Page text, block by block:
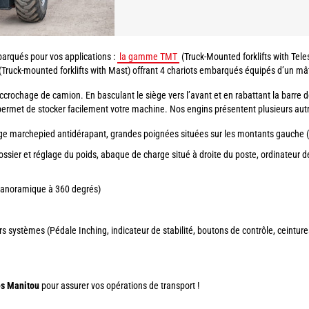
pour vos applications : la gamme TMT (Truck-Mounted forklifts with
mounted forklifts with Mast) offrant 4 chariots embarqués équipés d’un
de camion. En basculant le siège vers l’avant et en rabattant la barre
de stocker facilement votre machine. Nos engins présentent plusieurs
marchepied antidérapant, grandes poignées situées sur les montants gauche
et réglage du poids, abaque de charge situé à droite du poste, ordinateur
à 360 degrés)
systèmes (Pédale Inching, indicateur de stabilité, boutons de contrôle,
Manitoupour assurer vos opérations de transport !